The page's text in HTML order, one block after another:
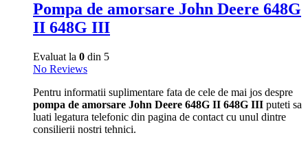
Pompa de amorsare John Deere 648G
II 648G III
Evaluat la 0 din 5
No Reviews
Pentru informatii suplimentare fata de cele de mai jos despre
pompa de amorsare John Deere 648G II 648G III puteti sa
luati legatura telefonic din pagina de contact cu unul dintre
consilierii nostri tehnici.